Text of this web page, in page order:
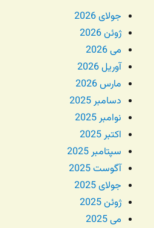
جولای 2026
ژوئن 2026
می 2026
آوریل 2026
مارس 2026
دسامبر 2025
نوامبر 2025
اکتبر 2025
سپتامبر 2025
آگوست 2025
جولای 2025
ژوئن 2025
می 2025